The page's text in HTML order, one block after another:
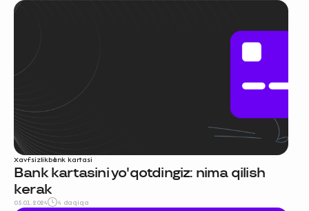
Xavfsizlikbank kartasi
Bank kartasini yo'qotdingiz: nima qilish
kerak
05.01.2024 4 daqiqa